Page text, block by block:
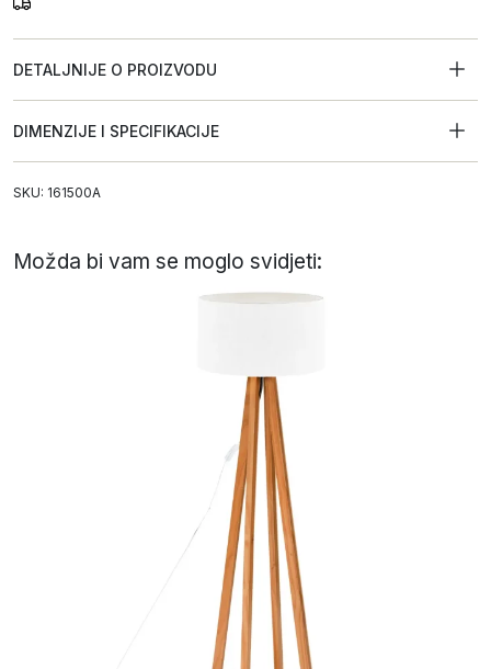
DETALJNIJE O PROIZVODU
DIMENZIJE I SPECIFIKACIJE
SKU: 161500A
Možda bi vam se moglo svidjeti: